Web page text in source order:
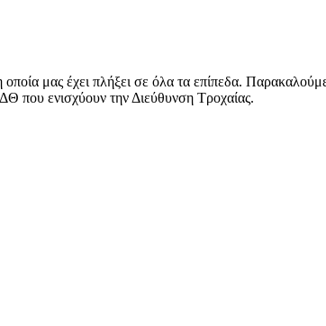
οποία μας έχει πλήξει σε όλα τα επίπεδα.
που ενισχύουν την Διεύθυνση Τροχαίας.